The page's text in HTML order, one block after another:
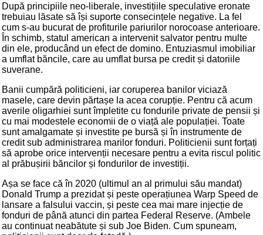
După principiile neo-liberale, investițiile speculative eronate
trebuiau lăsate să își suporte consecințele negative. La fel
cum s-au bucurat de profiturile pariurilor norocoase anterioare.
În schimb, statul american a intervenit salvator pentru multe
din ele, producând un efect de domino. Entuziasmul imobiliar
a umflat băncile, care au umflat bursa pe credit și datoriile
suverane.
Banii cumpără politicieni, iar coruperea banilor viciază
masele, care devin părtașe la acea corupție. Pentru că acum
averile oligarhiei sunt împletite cu fondurile private de pensii și
cu mai modestele economii de o viață ale populației. Toate
sunt amalgamate și investite pe bursă și în instrumente de
credit sub administrarea marilor fonduri. Politicienii sunt forțați
să aprobe orice intervenții necesare pentru a evita riscul politic
al prăbușirii băncilor și fondurilor de investiții.
Așa se face că în 2020 (ultimul an al primului său mandat)
Donald Trump a prezidat și peste operațiunea Warp Speed de
lansare a falsului vaccin, și peste cea mai mare injecție de
fonduri de până atunci din partea Federal Reserve. (Ambele
au continuat neabătute și sub Joe Biden. Cum spuneam,